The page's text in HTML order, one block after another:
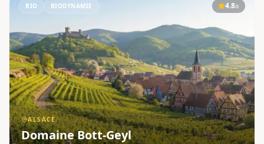
BIO BIODYNAMIE 4.8G
ALSACE
Domaine Bott-Geyl